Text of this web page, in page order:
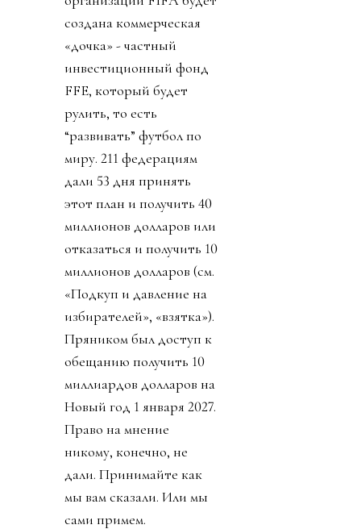
создана коммерческая
«дочка» - частный
инвестиционный фонд
FFE, который будет
рулить, то есть
“развивать” футбол по
миру. 211 федерациям
дали 53 дня принять
этот план и получить 40
миллионов долларов или
отказаться и получить 10
миллионов долларов (см.
«Подкуп и давление на
избирателей», «взятка»).
Пряником был доступ к
обещанию получить 10
миллиардов долларов на
Новый год 1 января 2027.
Право на мнение
никому, конечно, не
дали. Принимайте как
мы вам сказали. Или мы
сами примем.